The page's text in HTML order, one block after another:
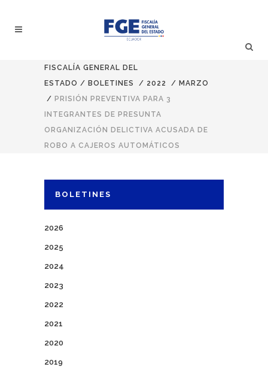
FISCALÍA GENERAL DEL
ESTADO / BOLETINES / 2022 / MARZO
/ PRISIÓN PREVENTIVA PARA 3
INTEGRANTES DE PRESUNTA
ORGANIZACIÓN DELICTIVA ACUSADA DE
ROBO A CAJEROS AUTOMÁTICOS
BOLETINES
2026
2025
2024
2023
2022
2021
2020
2019